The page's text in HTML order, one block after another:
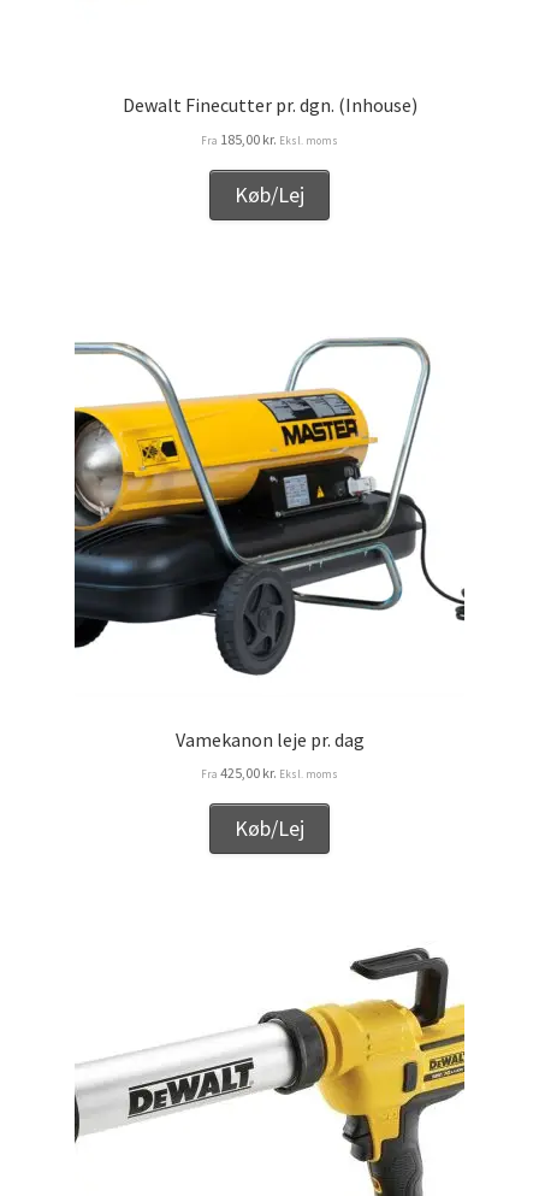
Dewalt Finecutter pr. dgn. (Inhouse)
Fra 185,00 kr. Eksl. moms
Køb/Lej
Vamekanon leje pr. dag
Fra 425,00 kr. Eksl. moms
Køb/Lej